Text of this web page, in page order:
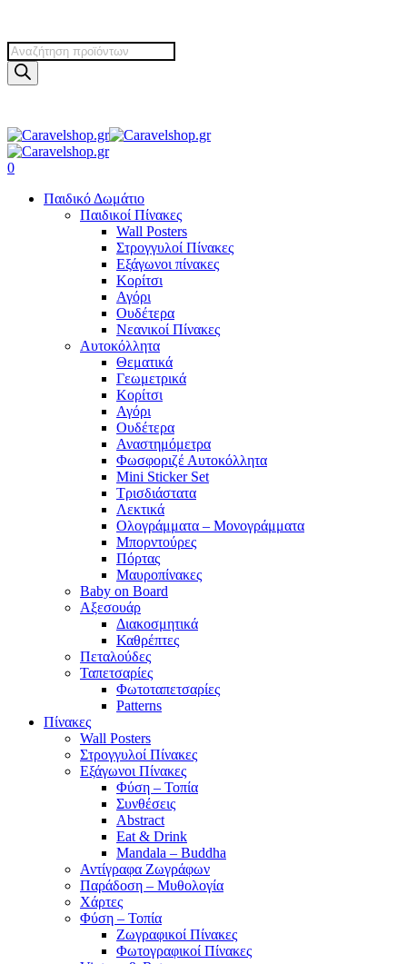
Products
search
search
account
0
Παιδικό Δωμάτιο
Παιδικοί Πίνακες
Wall Posters
Στρογγυλοί Πίνακες
Εξάγωνοι πίνακες
Κορίτσι
Αγόρι
Ουδέτερα
Νεανικοί Πίνακες
Αυτοκόλλητα
Θεματικά
Γεωμετρικά
Κορίτσι
Αγόρι
Ουδέτερα
Αναστημόμετρα
Φωσφοριζέ Αυτοκόλλητα
Mini Sticker Set
Tρισδιάστατα
Λεκτικά
Ολογράμματα – Μονογράμματα
Μπορντούρες
Πόρτας
Μαυροπίνακες
Baby on Board
Αξεσουάρ
Διακοσμητικά
Καθρέπτες
Πεταλούδες
Ταπετσαρίες
Φωτοταπετσαρίες
Patterns
Πίνακες
Wall Posters
Στρογγυλοί Πίνακες
Εξάγωνοι Πίνακες
Φύση – Τοπία
Συνθέσεις
Abstract
Eat & Drink
Mandala – Buddha
Αντίγραφα Ζωγράφων
Παράδοση – Μυθολογία
Χάρτες
Φύση – Τοπία
Ζωγραφικοί Πίνακες
Φωτογραφικοί Πίνακες